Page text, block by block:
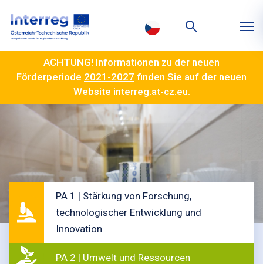
ACHTUNG! Informationen zu der neuen
Förderperiode 2021-2027 finden Sie auf der neuen
Website interreg.at-cz.eu.
PA 1 | Stärkung von Forschung,
technologischer Entwicklung und
Innovation
PA 2 | Umwelt und Ressourcen